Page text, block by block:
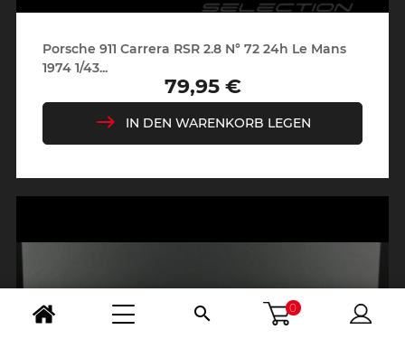
Porsche 911 Carrera RSR 2.8 N° 72 24h Le Mans
1974 1/43...
Preis
79,95 €
IN DEN WARENKORB LEGEN
 0